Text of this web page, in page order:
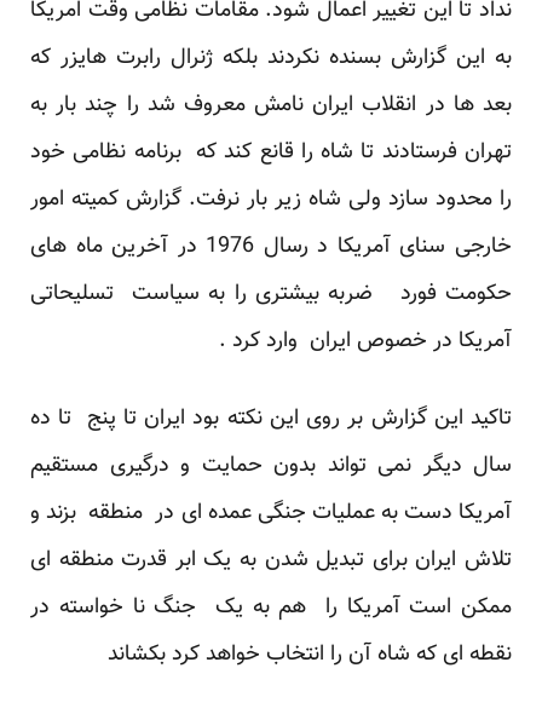
نداد تا این تغییر اعمال شود. مقامات نظامی وقت امریکا
به این گزارش بسنده نکردند بلکه ژنرال رابرت هایزر که
بعد ها در انقلاب ایران نامش معروف شد را چند بار به
تهران فرستادند تا شاه را قانع کند که برنامه نظامی خود
را محدود سازد ولی شاه زیر بار نرفت. گزارش کمیته امور
خارجی سنای آمریکا د رسال 1976 در آخرین ماه های
حکومت فورد ضربه بیشتری را به سیاست تسلیحاتی
آمریکا در خصوص ایران وارد کرد .
تاکید این گزارش بر روی این نکته بود ایران تا پنج تا ده
سال دیگر نمی تواند بدون حمایت و درگیری مستقیم
آمریکا دست به عملیات جنگی عمده ای در منطقه بزند و
تلاش ایران برای تبدیل شدن به یک ابر قدرت منطقه ای
ممکن است آمریکا را هم به یک جنگ نا خواسته در
نقطه ای که شاه آن را انتخاب خواهد کرد بکشاند